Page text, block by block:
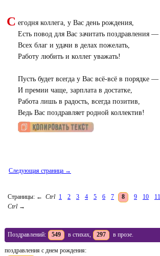
С егодня коллега, у Вас день рождения,
Есть повод для Вас зачитать поздравления —
Всех благ и удачи в делах пожелать,
Работу любить и коллег уважать!
Пусть будет всегда у Вас всё-всё в порядке —
И премии чаще, зарплата в достатке,
Работа лишь в радость, всегда позитив,
Ведь Вас поздравляет родной коллектив!
Следующая страница →
Страницы: ← Ctrl 1 2 3 4 5 6 7 8 9 10 11
Ctrl →
Поздравлений: 549 в стихах, 297 в прозе.
поздравления с днем рождения: